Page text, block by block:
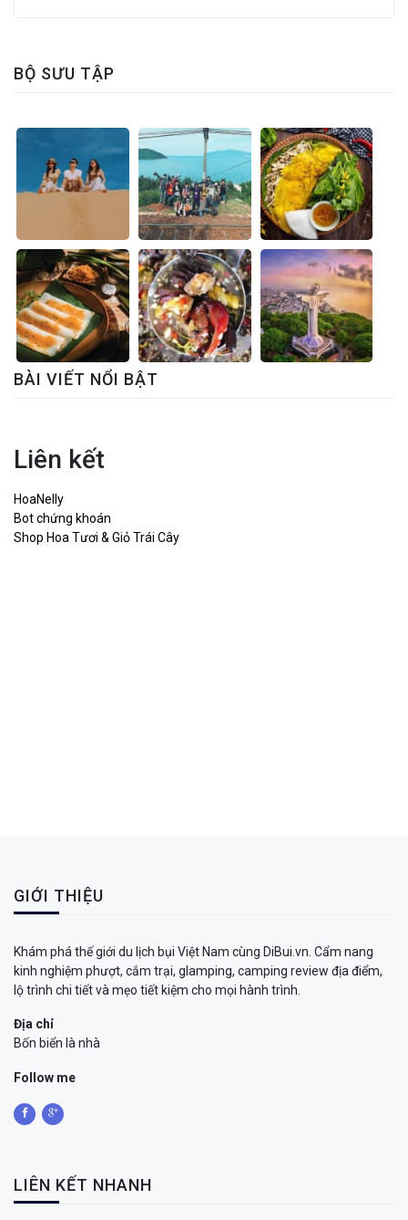
BỘ SƯU TẬP
BÀI VIẾT NỔI BẬT
Liên kết
HoaNelly
Bot chứng khoán
Shop Hoa Tươi & Giỏ Trái Cây
GIỚI THIỆU
Khám phá thế giới du lịch bụi Việt Nam cùng DiBui.vn. Cẩm nang
kinh nghiệm phượt, cắm trại, glamping, camping review địa điểm,
lộ trình chi tiết và mẹo tiết kiệm cho mọi hành trình.
Địa chỉ
Bốn biển là nhà
Follow me
LIÊN KẾT NHANH